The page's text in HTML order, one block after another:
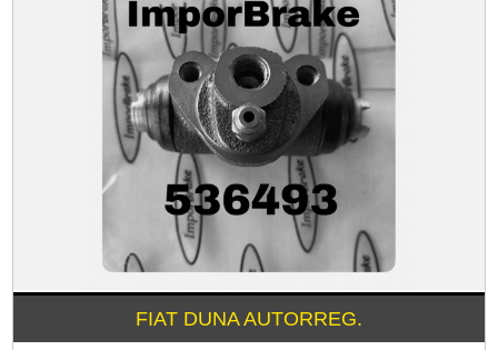
FIAT DUNA AUTORREG.